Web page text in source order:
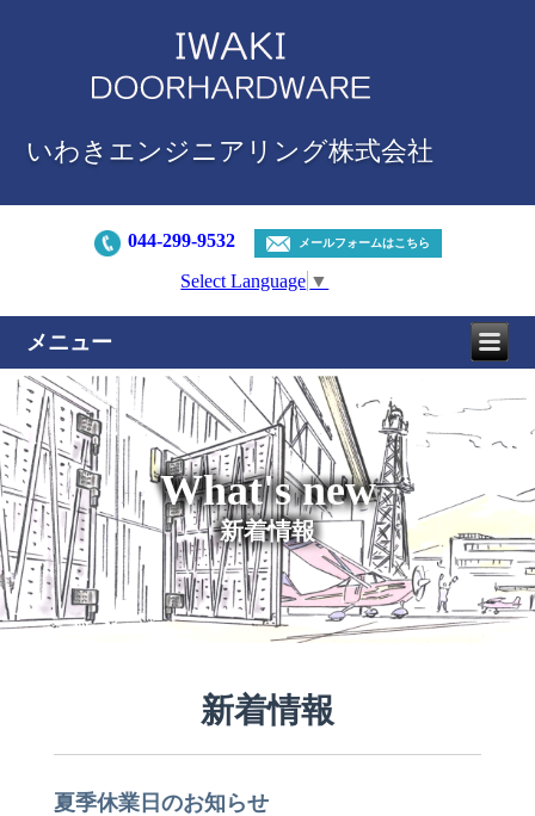
いわきエンジニアリング株式会社
044-299-9532 メールフォームはこちら
Select Language ▼
メニュー
What's new
新着情報
新着情報
夏季休業日のお知らせ